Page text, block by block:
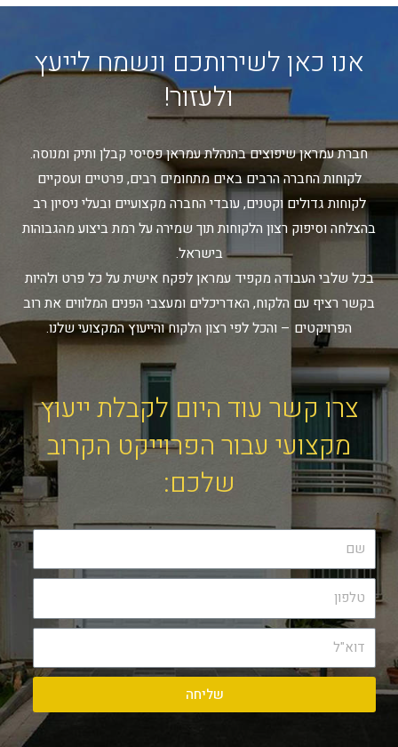
אנו כאן לשירותכם ונשמח לייעץ
ולעזור!
חברת עמראן שיפוצים בהנהלת עמראן פסיסי קבלן ותיק ומנוסה.
לקוחות החברה הרבים באים מתחומים רבים, פרטיים ועסקיים
לקוחות גדולים וקטנים, עובדי החברה מקצועיים ובעלי ניסיון רב
בהצלחה וסיפוק רצון הלקוחות תוך שמירה על רמת ביצוע מהגבוהות
בישראל.
בכל שלבי העבודה מקפיד עמראן לפקח אישית על כל פרט ולהיות
בקשר רציף עם הלקוח, האדריכלים ומעצבי הפנים המלווים את רוב
הפרויקטים – והכל לפי רצון הלקוח והייעוץ המקצועי שלנו.
צרו קשר עוד היום לקבלת ייעוץ
מקצועי עבור הפרוייקט הקרוב
שלכם:
שליחה